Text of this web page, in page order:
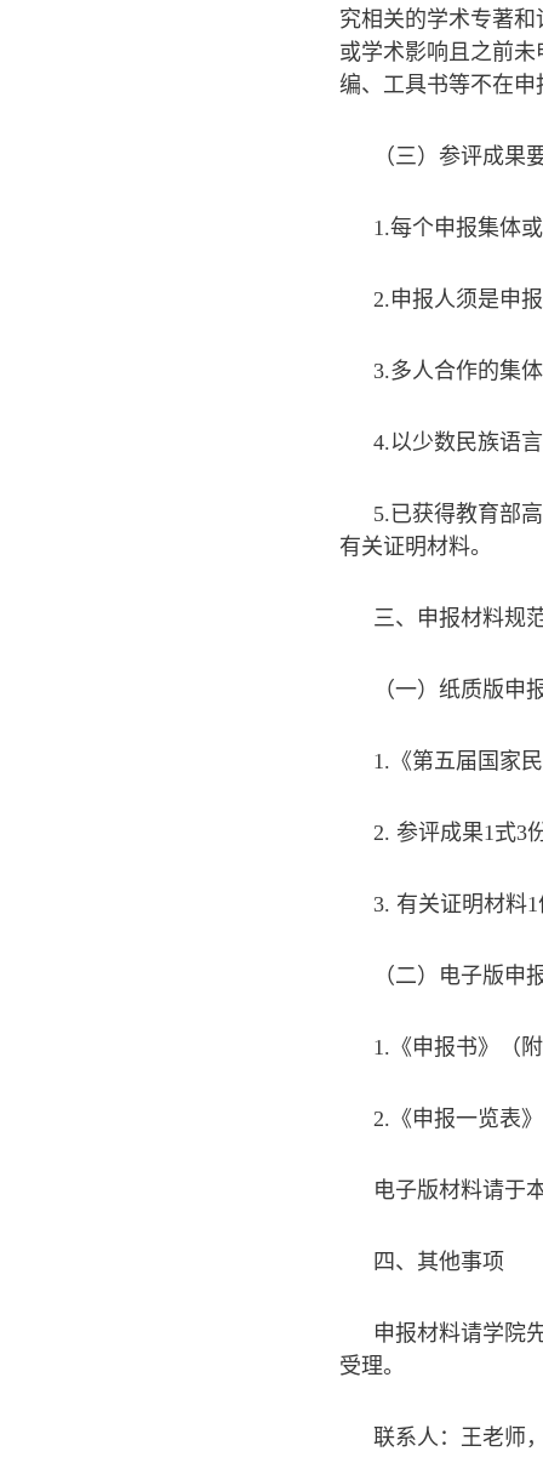
究相关的学术专著和
或学术影响且之前
编、工具书等不在申
（三）参评成果
1.每个申报集体
2.申报人须是申
3.多人合作的集
4.以少数民族语
5.已获得教育部
有关证明材料。
三、申报材料规
（一）纸质版申
1.《第五届国家
2. 参评成果1式3
3. 有关证明材料
（二）电子版申
1.《申报书》（
2.《申报一览表
电子版材料请于
四、其他事项
申报材料请学院
受理。
联系人：王老师